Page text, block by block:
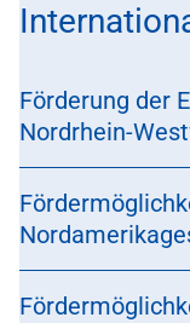
Förderung der
Nordrhein-